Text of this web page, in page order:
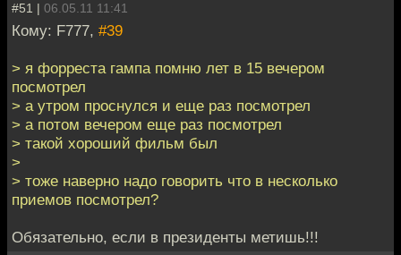
#51 | 06.05.11 11:41
Кому: F777, #39
> я форреста гампа помню лет в 15 вечером
посмотрел
> а утром проснулся и еще раз посмотрел
> а потом вечером еще раз посмотрел
> такой хороший фильм был
>
> тоже наверно надо говорить что в несколько
приемов посмотрел?
Обязательно, если в президенты метишь!!!